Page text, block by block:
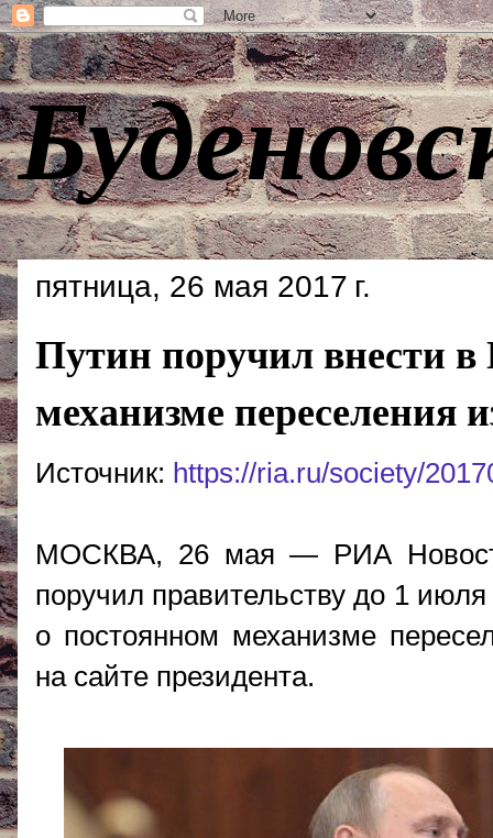
пятница, 26 мая 2017 г.
Путин поручил внести в
механизме переселения
Источник: https://ria.ru/society/
МОСКВА, 26 мая — РИА
поручил правительству до 1 июля
о постоянном механизме
на сайте президента.